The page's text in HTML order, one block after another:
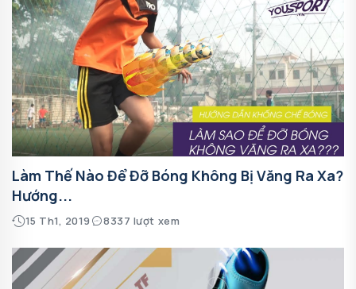
Làm Thế Nào Để Đỡ Bóng Không Bị Văng Ra Xa?
Hướng...
15 Th1, 2019 8337 lượt xem